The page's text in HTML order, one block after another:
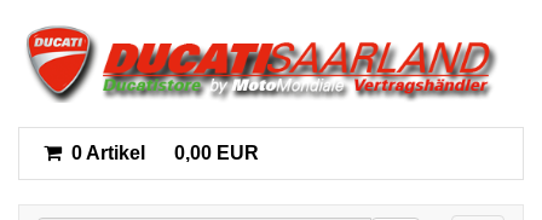
0 Artikel 0,00 EUR